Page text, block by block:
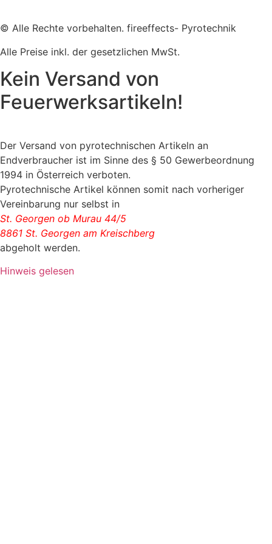
© Alle Rechte vorbehalten. fireeffects- Pyrotechnik
Alle Preise inkl. der gesetzlichen MwSt.
Kein Versand von
Feuerwerksartikeln!
Der Versand von pyrotechnischen Artikeln an
Endverbraucher ist im Sinne des § 50 Gewerbeordnung
1994 in Österreich verboten.
Pyrotechnische Artikel können somit nach vorheriger
Vereinbarung nur selbst in
St. Georgen ob Murau 44/5
8861 St. Georgen am Kreischberg
abgeholt werden.
Hinweis gelesen